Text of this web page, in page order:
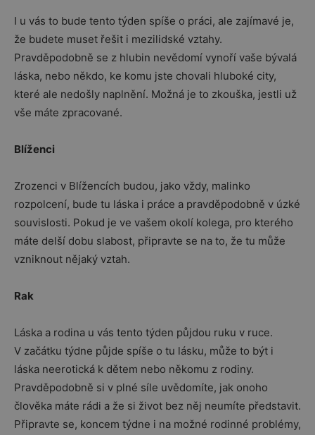
I u vás to bude tento týden spíše o práci, ale zajímavé je,
že budete muset řešit i mezilidské vztahy.
Pravděpodobně se z hlubin nevědomí vynoří vaše bývalá
láska, nebo někdo, ke komu jste chovali hluboké city,
které ale nedošly naplnění. Možná je to zkouška, jestli už
vše máte zpracované.
Blíženci
Zrozenci v Blížencích budou, jako vždy, malinko
rozpolcení, bude tu láska i práce a pravděpodobně v úzké
souvislosti. Pokud je ve vašem okolí kolega, pro kterého
máte delší dobu slabost, připravte se na to, že tu může
vzniknout nějaký vztah.
Rak
Láska a rodina u vás tento týden půjdou ruku v ruce.
V začátku týdne půjde spíše o tu lásku, může to být i
láska neerotická k dětem nebo někomu z rodiny.
Pravděpodobně si v plné síle uvědomíte, jak onoho
člověka máte rádi a že si život bez něj neumíte představit.
Připravte se, koncem týdne i na možné rodinné problémy,